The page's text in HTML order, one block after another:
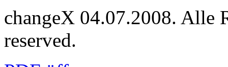
changeX 04.07.2008. Alle
reserved.